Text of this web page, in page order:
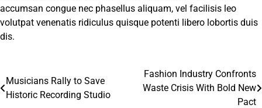
accumsan congue nec phasellus aliquam, vel facilisis leo
volutpat venenatis ridiculus quisque potenti libero lobortis duis
dis.
Điều
hướng
Musicians Rally to Save
Historic Recording Studio
Fashion Industry Confronts
Waste Crisis With Bold New
Pact